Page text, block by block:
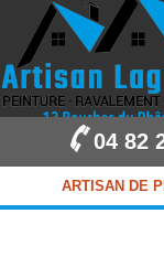
04 82
ARTISAN DE